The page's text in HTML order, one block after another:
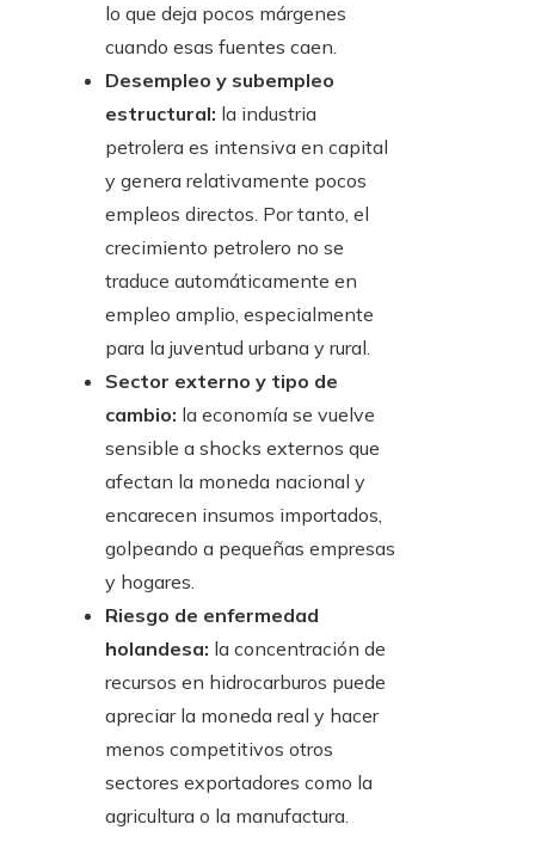
lo que deja pocos márgenes
cuando esas fuentes caen.
Desempleo y subempleo
estructural: la industria
petrolera es intensiva en capital
y genera relativamente pocos
empleos directos. Por tanto, el
crecimiento petrolero no se
traduce automáticamente en
empleo amplio, especialmente
para la juventud urbana y rural.
Sector externo y tipo de
cambio: la economía se vuelve
sensible a shocks externos que
afectan la moneda nacional y
encarecen insumos importados,
golpeando a pequeñas empresas
y hogares.
Riesgo de enfermedad
holandesa: la concentración de
recursos en hidrocarburos puede
apreciar la moneda real y hacer
menos competitivos otros
sectores exportadores como la
agricultura o la manufactura.